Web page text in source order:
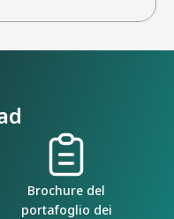
Brochure del
portafoglio dei